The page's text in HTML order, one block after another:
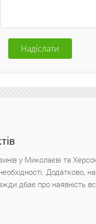
Надіслати
у Миколаєві та
необхідності.
дбає про наявність